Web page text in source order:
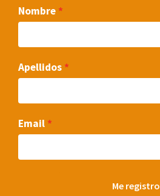
Nombre
Apellidos
Email
Me registro